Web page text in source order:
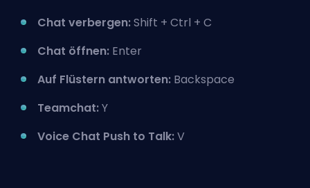
Chat verbergen:Shift + Ctrl + C
Chat öffnen: Enter
Auf Flüstern antworten: Backspace
Teamchat:Y
Voice Chat Push to Talk:V